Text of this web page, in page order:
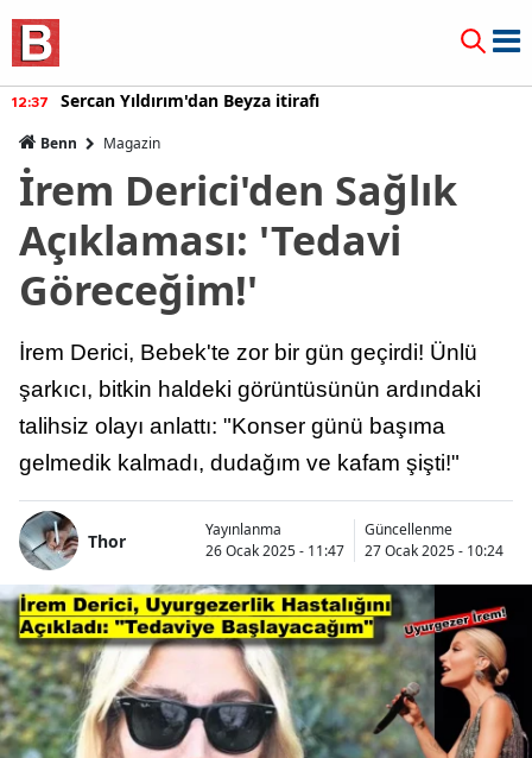
12:37 Sercan Yıldırım'dan Beyza itirafı
Benn Magazin
İrem Derici'den Sağlık
Açıklaması: 'Tedavi
Göreceğim!'
İrem Derici, Bebek'te zor bir gün geçirdi! Ünlü
şarkıcı, bitkin haldeki görüntüsünün ardındaki
talihsiz olayı anlattı: "Konser günü başıma
gelmedik kalmadı, dudağım ve kafam şişti!"
Thor
Yayınlanma
26 Ocak 2025 - 11:47
Güncellenme
27 Ocak 2025 - 10:24